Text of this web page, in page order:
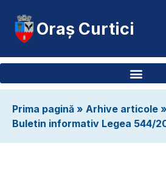
Oraș Curtici
Prima pagină » Arhive articole »
Buletin informativ Legea 544/